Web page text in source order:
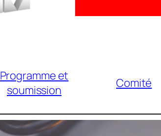
Programme et
soumission
Comité